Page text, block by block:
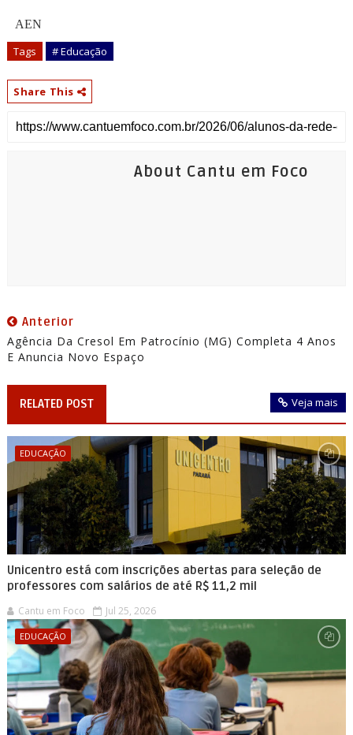
AEN
Tags # Educação
Share This
About Cantu em Foco
Anterior
Agência Da Cresol Em Patrocínio (MG) Completa 4 Anos
E Anuncia Novo Espaço
RELATED POST Veja mais
EDUCAÇÃO
Unicentro está com inscrições abertas para seleção de
professores com salários de até R$ 11,2 mil
Cantu em Foco Jul 25, 2026
EDUCAÇÃO